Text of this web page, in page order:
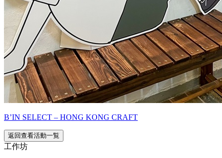
B’IN SELECT – HONG KONG CRAFT
返回查看活動一覧
工作坊